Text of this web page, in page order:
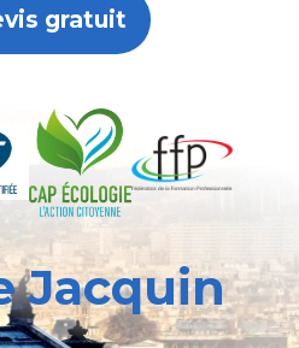
gratuit
Jacquin